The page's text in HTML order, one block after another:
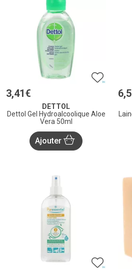
3,41 €
DETTOL
Dettol Gel Hydroalcoolique Aloe
Vera 50ml
Ajouter
6,